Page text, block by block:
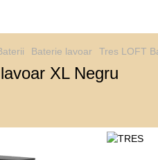
Baterie lavoar Tres LOFT
XL Negru